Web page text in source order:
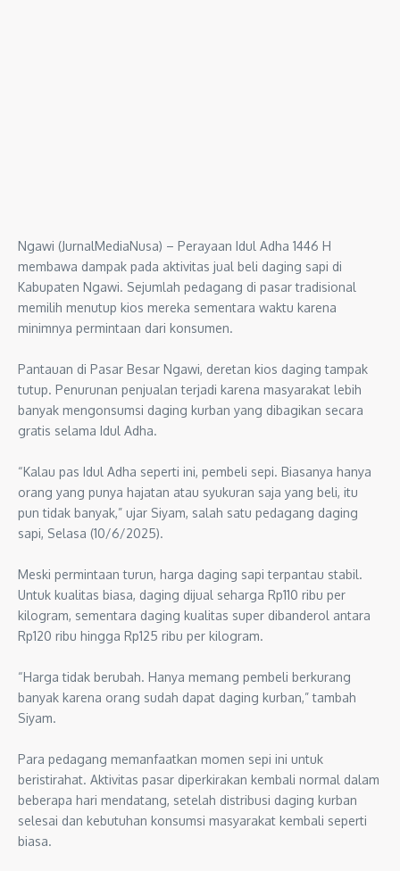
Ngawi (JurnalMediaNusa) – Perayaan Idul Adha 1446 H
membawa dampak pada aktivitas jual beli daging sapi di
Kabupaten Ngawi. Sejumlah pedagang di pasar tradisional
memilih menutup kios mereka sementara waktu karena
minimnya permintaan dari konsumen.
Pantauan di Pasar Besar Ngawi, deretan kios daging tampak
tutup. Penurunan penjualan terjadi karena masyarakat lebih
banyak mengonsumsi daging kurban yang dibagikan secara
gratis selama Idul Adha.
“Kalau pas Idul Adha seperti ini, pembeli sepi. Biasanya hanya
orang yang punya hajatan atau syukuran saja yang beli, itu
pun tidak banyak,” ujar Siyam, salah satu pedagang daging
sapi, Selasa (10/6/2025).
Meski permintaan turun, harga daging sapi terpantau stabil.
Untuk kualitas biasa, daging dijual seharga Rp110 ribu per
kilogram, sementara daging kualitas super dibanderol antara
Rp120 ribu hingga Rp125 ribu per kilogram.
“Harga tidak berubah. Hanya memang pembeli berkurang
banyak karena orang sudah dapat daging kurban,” tambah
Siyam.
Para pedagang memanfaatkan momen sepi ini untuk
beristirahat. Aktivitas pasar diperkirakan kembali normal dalam
beberapa hari mendatang, setelah distribusi daging kurban
selesai dan kebutuhan konsumsi masyarakat kembali seperti
biasa.